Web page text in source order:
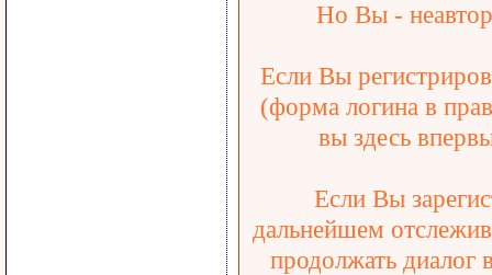
Но Вы -
Если Вы
(форма логина в
вы здесь
Если Вы
дальнейшем
продолжать диалог